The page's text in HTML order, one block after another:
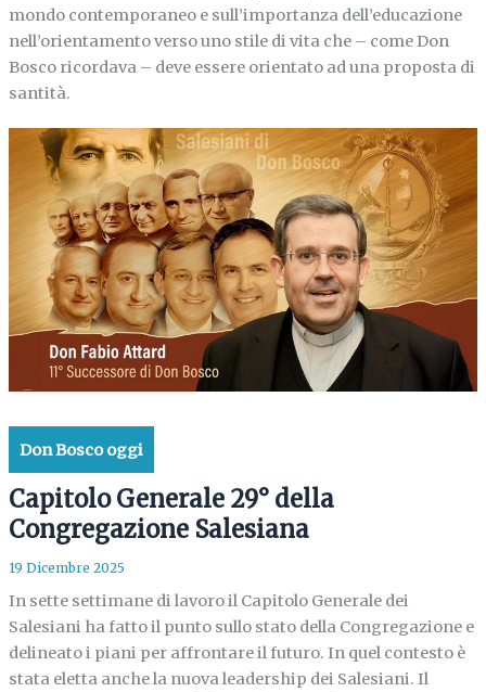
mondo contemporaneo e sull’importanza dell’educazione
nell’orientamento verso uno stile di vita che – come Don
Bosco ricordava – deve essere orientato ad una proposta di
santità.
Don Bosco oggi
Capitolo Generale 29° della
Congregazione Salesiana
19 Dicembre 2025
In sette settimane di lavoro il Capitolo Generale dei
Salesiani ha fatto il punto sullo stato della Congregazione e
delineato i piani per affrontare il futuro. In quel contesto è
stata eletta anche la nuova leadership dei Salesiani. Il